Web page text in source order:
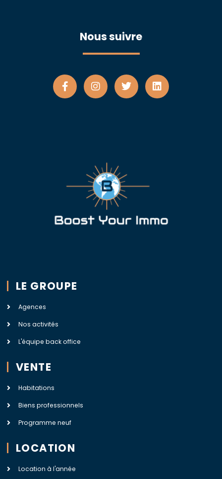
Nous suivre
LE GROUPE
Agences
Nos activités
L'équipe back office
VENTE
Habitations
Biens professionnels
Programme neuf
LOCATION
Location à l'année